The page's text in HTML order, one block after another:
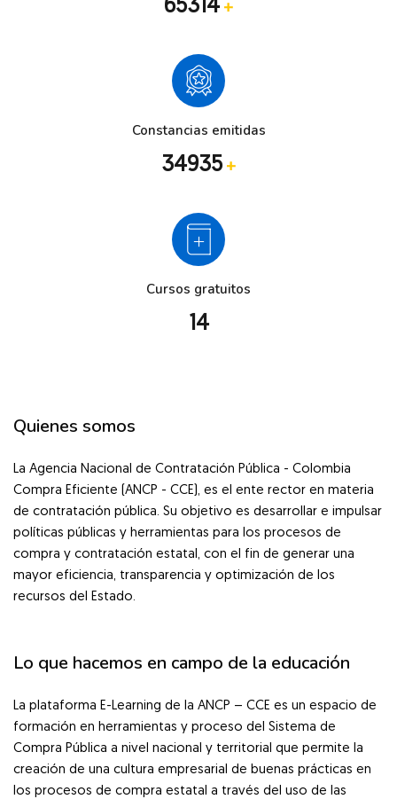
65314 +
Constancias emitidas
34935 +
Cursos gratuitos
14
Salta [Cocoon] About (Text 2 Columns)
Quienes somos
La Agencia Nacional de Contratación Pública - Colombia
Compra Eficiente (ANCP - CCE), es el ente rector en materia
de contratación pública. Su objetivo es desarrollar e impulsar
políticas públicas y herramientas para los procesos de
compra y contratación estatal, con el fin de generar una
mayor eficiencia, transparencia y optimización de los
recursos del Estado.
Lo que hacemos en campo de la educación
La plataforma E-Learning de la ANCP – CCE es un espacio de
formación en herramientas y proceso del Sistema de
Compra Pública a nivel nacional y territorial que permite la
creación de una cultura empresarial de buenas prácticas en
los procesos de compra estatal a través del uso de las